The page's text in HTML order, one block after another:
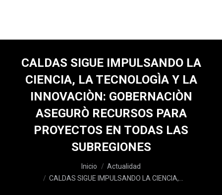
CALDAS SIGUE IMPULSANDO LA
CIENCIA, LA TECNOLOGÌA Y LA
INNOVACIÒN: GOBERNACIÒN
ASEGURÒ RECURSOS PARA
PROYECTOS EN TODAS LAS
SUBREGIONES
Inicio
Actualidad
CALDAS SIGUE IMPULSANDO LA CIENCIA,…